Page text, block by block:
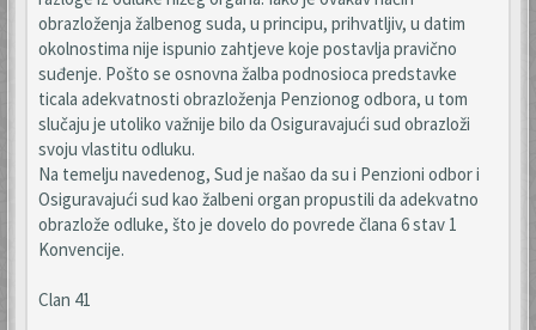
obrazloženja žalbenog suda, u principu, prihvatljiv, u datim
okolnostima nije ispunio zahtjeve koje postavlja pravično
suđenje. Pošto se osnovna žalba podnosioca predstavke
ticala adekvatnosti obrazloženja Penzionog odbora, u tom
slučaju je utoliko važnije bilo da Osiguravajući sud obrazloži
svoju vlastitu odluku.
Na temelju navedenog, Sud je našao da su i Penzioni odbor i
Osiguravajući sud kao žalbeni organ propustili da adekvatno
obrazlože odluke, što je dovelo do povrede člana 6 stav 1
Konvencije.
Clan 41